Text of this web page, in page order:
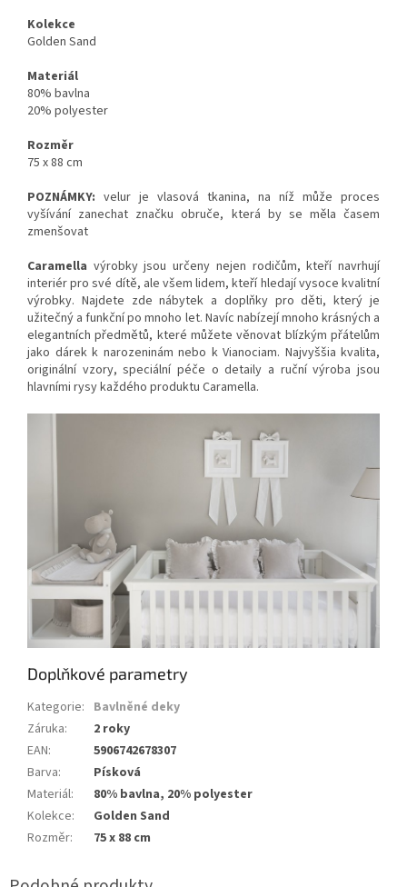
Kolekce
Golden Sand
Materiál
80% bavlna
20% polyester
Rozměr
75 x 88 cm
POZNÁMKY: velur je vlasová tkanina, na níž může proces
vyšívání zanechat značku obruče, která by se měla časem
zmenšovat
Caramella výrobky jsou určeny nejen rodičům, kteří navrhují
interiér pro své dítě, ale všem lidem, kteří hledají vysoce kvalitní
výrobky. Najdete zde nábytek a doplňky pro děti, který je
užitečný a funkční po mnoho let. Navíc nabízejí mnoho krásných a
elegantních předmětů, které můžete věnovat blízkým přátelům
jako dárek k narozeninám nebo k Vianociam. Najvyššia kvalita,
originální vzory, speciální péče o detaily a ruční výroba jsou
hlavními rysy každého produktu Caramella.
Doplňkové parametry
Kategorie: Bavlněné deky
Záruka:
2 roky
EAN:
5906742678307
Barva:
Písková
Materiál:
80% bavlna, 20% polyester
Kolekce:
Golden Sand
Rozměr: 75 x 88 cm